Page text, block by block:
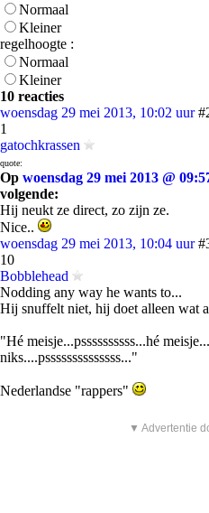
Normaal
Kleiner
regelhoogte :
Normaal
Kleiner
10 reacties
woensdag 29 mei 2013, 10:02 uur
1
gatochkrassen
quote:
Op woensdag 29 mei 2013 @
volgende:
Hij neukt ze direct, zo zijn ze.
Nice..
woensdag 29 mei 2013, 10:04 uur
10
Bobblehead
Nodding any way he wants to...
Hij snuffelt niet, hij doet alleen wat
"Hé meisje...pssssssssss...hé
niks....pssssssssssssss..."
Nederlandse "rappers"
▼ Advertentie